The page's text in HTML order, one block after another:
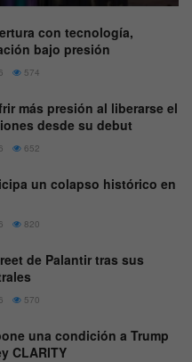
con tecnología,
bajo presión
574
más presión al liberarse el
desde su debut
652
un colapso histórico en
820
de Palantir tras sus
570
una condición a Trump
CLARITY